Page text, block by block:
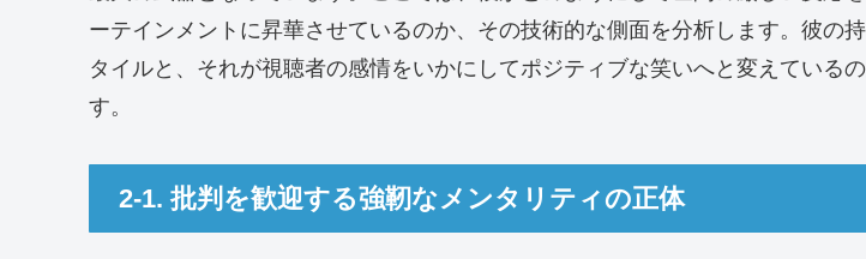
ーテインメントに昇華させているのか、その技術的な側面を分析します。彼の
タイルと、それが視聴者の感情をいかにしてポジティブな笑いへと変えている
す。
2-1. 批判を歓迎する強靭なメンタリティの正体